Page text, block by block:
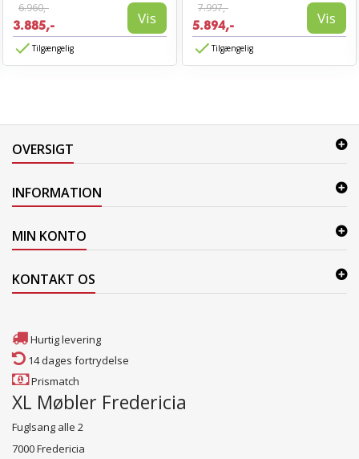
6.960,-
3.885,- Vis
Tilgængelig
7.997,-
5.894,- Vis
Tilgængelig
OVERSIGT
INFORMATION
MIN KONTO
KONTAKT OS
Hurtig levering
14 dages fortrydelse
Prismatch
XL Møbler Fredericia
Fuglsang alle 2
7000 Fredericia